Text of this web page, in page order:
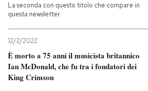
La seconda con questo titolo che compare in
questa newsletter
12/2/2022
È morto a 75 anni il musicista britannico
Ian McDonald, che fu tra i fondatori dei
King Crimson